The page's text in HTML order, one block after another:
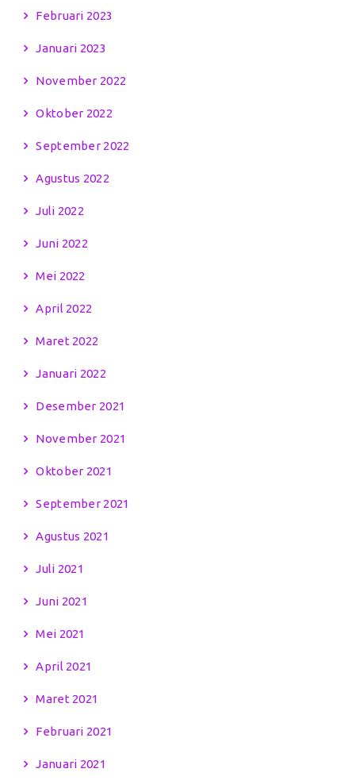
Februari 2023
Januari 2023
November 2022
Oktober 2022
September 2022
Agustus 2022
Juli 2022
Juni 2022
Mei 2022
April 2022
Maret 2022
Januari 2022
Desember 2021
November 2021
Oktober 2021
September 2021
Agustus 2021
Juli 2021
Juni 2021
Mei 2021
April 2021
Maret 2021
Februari 2021
Januari 2021